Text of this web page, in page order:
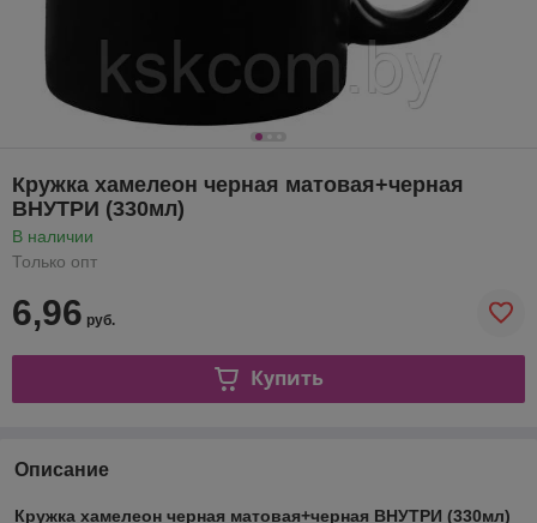
Кружка хамелеон черная матовая+черная
ВНУТРИ (330мл)
В наличии
Только опт
6,96 руб.
Купить
Описание
Кружка хамелеон черная матовая+черная ВНУТРИ (330мл)